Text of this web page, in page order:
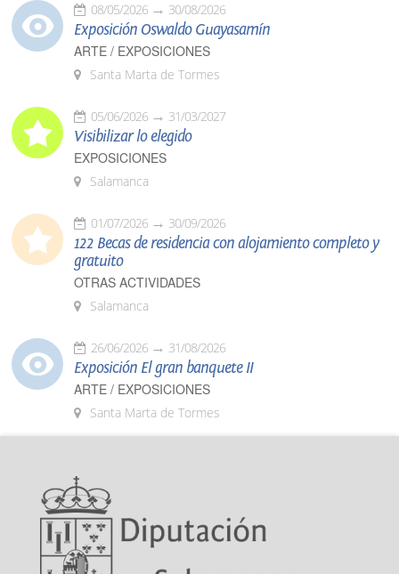
08/05/2026 30/08/2026
Exposición Oswaldo Guayasamín
ARTE / EXPOSICIONES
Santa Marta de Tormes
05/06/2026 31/03/2027
Visibilizar lo elegido
EXPOSICIONES
Salamanca
01/07/2026 30/09/2026
122 Becas de residencia con alojamiento completo y
gratuito
OTRAS ACTIVIDADES
Salamanca
26/06/2026 31/08/2026
Exposición El gran banquete II
ARTE / EXPOSICIONES
Santa Marta de Tormes